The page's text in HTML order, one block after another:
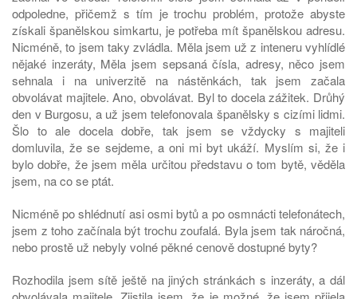
odpoledne, přičemž s tím je trochu problém, protože abyste
získali španělskou simkartu, je potřeba mít španělskou adresu.
Nicméně, to jsem taky zvládla. Měla jsem už z inteneru vyhlídlé
nějaké inzeráty, Měla jsem sepsaná čísla, adresy, něco jsem
sehnala i na univerzitě na nástěnkách, tak jsem začala
obvolávat majitele. Ano, obvolávat. Byl to docela zážitek. Drůhý
den v Burgosu, a už jsem telefonovala španělsky s cizími lidmi.
Šlo to ale docela dobře, tak jsem se vždycky s majiteli
domluvila, že se sejdeme, a oni mi byt ukáží. Myslím si, že i
bylo dobře, že jsem měla určitou představu o tom bytě, věděla
jsem, na co se ptát.
Nicméně po shlédnutí asi osmi bytů a po osmnácti telefonátech,
jsem z toho začínala být trochu zoufalá. Byla jsem tak náročná,
nebo prostě už nebyly volné pěkné cenově dostupné byty?
Rozhodila jsem sítě ještě na jiných stránkách s inzeráty, a dál